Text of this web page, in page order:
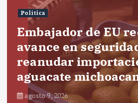
Política
Embajador de EU
avance en
reanudar
aguacate
agosto 9, 2026